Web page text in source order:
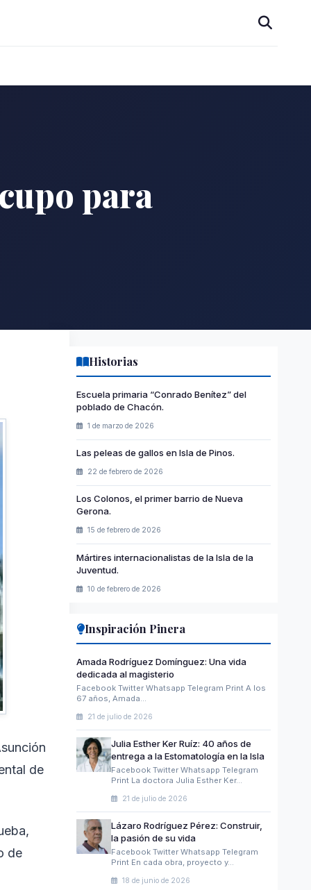
para
de
de
Historias
Escuela primaria “Conrado Benítez” del
poblado de Chacón.
1 de marzo de 2026
Las peleas de gallos en Isla de Pinos.
22 de febrero de 2026
Los Colonos, el primer barrio de Nueva
Gerona.
15 de febrero de 2026
Mártires internacionalistas de la Isla de la
Juventud.
10 de febrero de 2026
Inspiración Pinera
Amada Rodríguez Domínguez: Una vida
dedicada al magisterio
Facebook Twitter Whatsapp Telegram Print A los
67 años, Amada…
21 de julio de 2026
Julia Esther Ker Ruíz: 40 años de
entrega a la Estomatología en la Isla
Facebook Twitter Whatsapp Telegram
Print La doctora Julia Esther Ker…
21 de julio de 2026
Lázaro Rodríguez Pérez: Construir,
la pasión de su vida
Facebook Twitter Whatsapp Telegram
Print En cada obra, proyecto y…
18 de junio de 2026